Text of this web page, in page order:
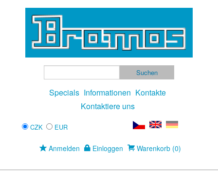
Specials Informationen Kontakte
Kontaktiere uns
CZK EUR
Anmelden Einloggen Warenkorb (0)